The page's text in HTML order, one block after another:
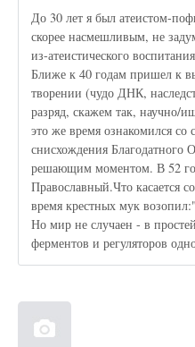
До 30 лет я был атеистом-
скорее насмешливым, не
из-атеистического
Ближе к 40 годам пришел к
творении (чудо ДНК,
разряд, скажем так,
это же время ознакомился со
снисхождения Благодатного
решающим моментом. В 52
Православный.Что касается
время крестных мук
Но мир не случаен - в
ферментов и регуляторов